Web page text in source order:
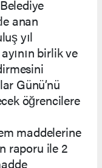
anan
yıl
birlik ve
Günü’nü
öğrencilere
maddelerine
raporu ile 2